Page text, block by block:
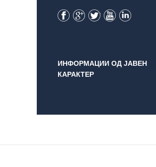
Facebook
Google+
TwitterYouTube
ИНФОРМАЦИИ ОД ЈАВЕН
КАРАКТЕР